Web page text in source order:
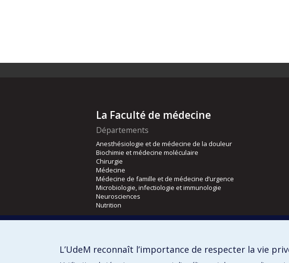
La Faculté de médecine
Départements
Anesthésiologie et de médecine de la douleur
Biochimie et médecine moléculaire
Chirurgie
Médecine
Médecine de famille et de médecine d’urgence
Microbiologie, infectiologie et immunologie
Neurosciences
Nutrition
Orthophonie et audiologie
L’UdeM reconnaît l’importance de respecter la vie